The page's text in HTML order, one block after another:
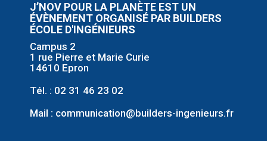
J’NOV POUR LA PLANÈTE EST UN
ÉVÈNEMENT ORGANISÉ PAR BUILDERS
ÉCOLE D'INGÉNIEURS
Campus 2
1 rue Pierre et Marie Curie
14610 Epron
Tél. : 02 31 46 23 02
Mail : communication@builders-ingenieurs.fr